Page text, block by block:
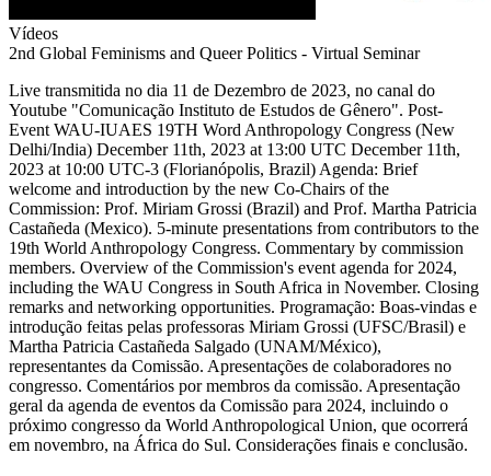
Vídeos
2nd Global Feminisms and Queer Politics - Virtual Seminar
Live transmitida no dia 11 de Dezembro de 2023, no canal do
Youtube "Comunicação Instituto de Estudos de Gênero". Post-
Event WAU-IUAES 19TH Word Anthropology Congress (New
Delhi/India) December 11th, 2023 at 13:00 UTC December 11th,
2023 at 10:00 UTC-3 (Florianópolis, Brazil) Agenda: Brief
welcome and introduction by the new Co-Chairs of the
Commission: Prof. Miriam Grossi (Brazil) and Prof. Martha Patricia
Castañeda (Mexico). 5-minute presentations from contributors to the
19th World Anthropology Congress. Commentary by commission
members. Overview of the Commission's event agenda for 2024,
including the WAU Congress in South Africa in November. Closing
remarks and networking opportunities. Programação: Boas-vindas e
introdução feitas pelas professoras Miriam Grossi (UFSC/Brasil) e
Martha Patricia Castañeda Salgado (UNAM/México),
representantes da Comissão. Apresentações de colaboradores no
congresso. Comentários por membros da comissão. Apresentação
geral da agenda de eventos da Comissão para 2024, incluindo o
próximo congresso da World Anthropological Union, que ocorrerá
em novembro, na África do Sul. Considerações finais e conclusão.